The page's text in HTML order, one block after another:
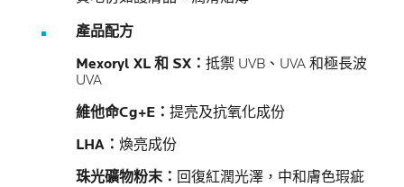
產品配方
Mexoryl XL 和 SX： 抵禦 UVB、UVA 和極長波
UVA
維他命Cg+E： 提亮及抗氧化成份
LHA： 煥亮成份
珠光礦物粉末： 回復紅潤光澤，中和膚色瑕疵